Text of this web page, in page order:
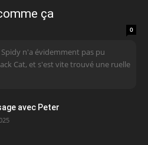
ça
0
n'a évidemment pas pu
Cat, et s'est vite trouvé une ruelle
avec Peter